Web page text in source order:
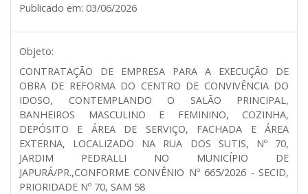
Publicado em: 03/06/2026
Objeto:
CONTRATAÇÃO DE EMPRESA PARA A EXECUÇÃO DE
OBRA DE REFORMA DO CENTRO DE CONVIVÊNCIA DO
IDOSO, CONTEMPLANDO O SALÃO PRINCIPAL,
BANHEIROS MASCULINO E FEMININO, COZINHA,
DEPÓSITO E ÁREA DE SERVIÇO, FACHADA E ÁREA
EXTERNA, LOCALIZADO NA RUA DOS SUTIS, Nº 70,
JARDIM PEDRALLI NO MUNICÍPIO DE
JAPURÁ/PR.,CONFORME CONVÊNIO Nº 665/2026 - SECID,
PRIORIDADE Nº 70, SAM 58